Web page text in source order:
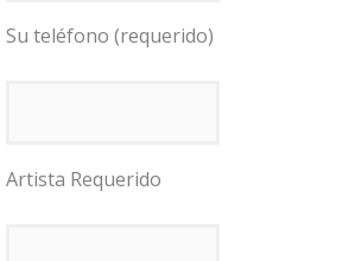
Su teléfono (requerido)
Artista Requerido